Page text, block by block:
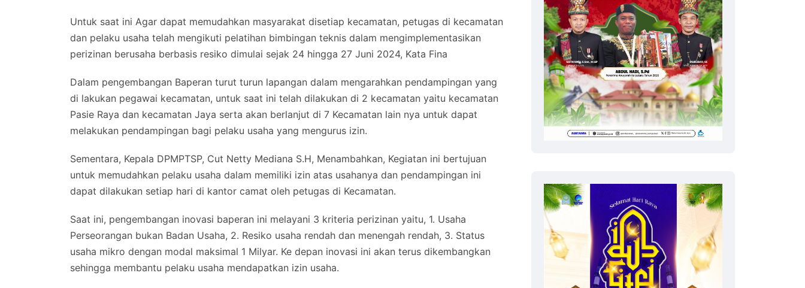
Untuk saat ini Agar dapat memudahkan masyarakat disetiap kecamatan, petugas di kecamatan
dan pelaku usaha telah mengikuti pelatihan bimbingan teknis dalam mengimplementasikan
perizinan berusaha berbasis resiko dimulai sejak 24 hingga 27 Juni 2024, Kata Fina
Dalam pengembangan Baperan turut turun lapangan dalam mengarahkan pendampingan yang
di lakukan pegawai kecamatan, untuk saat ini telah dilakukan di 2 kecamatan yaitu kecamatan
Pasie Raya dan kecamatan Jaya serta akan berlanjut di 7 Kecamatan lain nya untuk dapat
melakukan pendampingan bagi pelaku usaha yang mengurus izin.
Sementara, Kepala DPMPTSP, Cut Netty Mediana S.H, Menambahkan, Kegiatan ini bertujuan
untuk memudahkan pelaku usaha dalam memiliki izin atas usahanya dan pendampingan ini
dapat dilakukan setiap hari di kantor camat oleh petugas di Kecamatan.
Saat ini, pengembangan inovasi baperan ini melayani 3 kriteria perizinan yaitu, 1. Usaha
Perseorangan bukan Badan Usaha, 2. Resiko usaha rendah dan menengah rendah, 3. Status
usaha mikro dengan modal maksimal 1 Milyar. Ke depan inovasi ini akan terus dikembangkan
sehingga membantu pelaku usaha mendapatkan izin usaha.